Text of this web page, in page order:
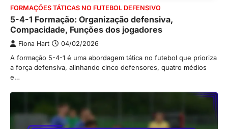
FORMAÇÕES TÁTICAS NO FUTEBOL DEFENSIVO
5-4-1 Formação: Organização defensiva,
Compacidade, Funções dos jogadores
Fiona Hart 04/02/2026
A formação 5-4-1 é uma abordagem tática no futebol que prioriza
a força defensiva, alinhando cinco defensores, quatro médios
e…